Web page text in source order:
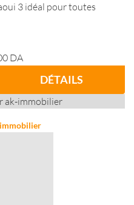
3 idéal pour toutes
DA
DÉTAILS
ak-immobilier
immobilier